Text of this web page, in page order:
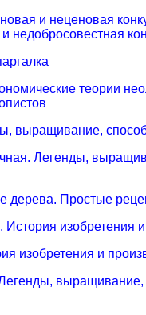
и неценовая
недобросовестная
теории
выращивание,
Легенды,
дерева. Простые
изобретения
изобретения и
Легенды,